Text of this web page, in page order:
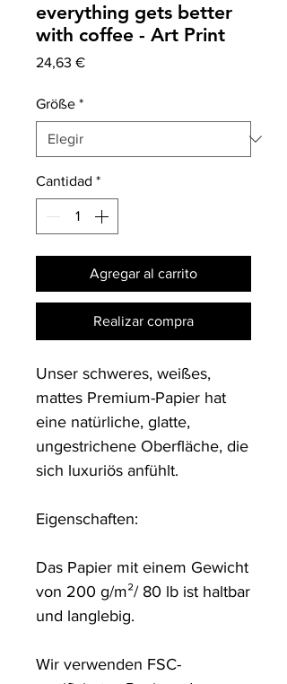
everything gets better
with coffee - Art Print
24,63 €Precio
Größe *
Cantidad *
Agregar al carrito
Realizar compra
Unser schweres, weißes,
mattes Premium-Papier hat
eine natürliche, glatte,
ungestrichene Oberfläche, die
sich luxuriös anfühlt.
Eigenschaften:
Das Papier mit einem Gewicht
von 200 g/m²/ 80 lb ist haltbar
und langlebig.
Wir verwenden FSC-